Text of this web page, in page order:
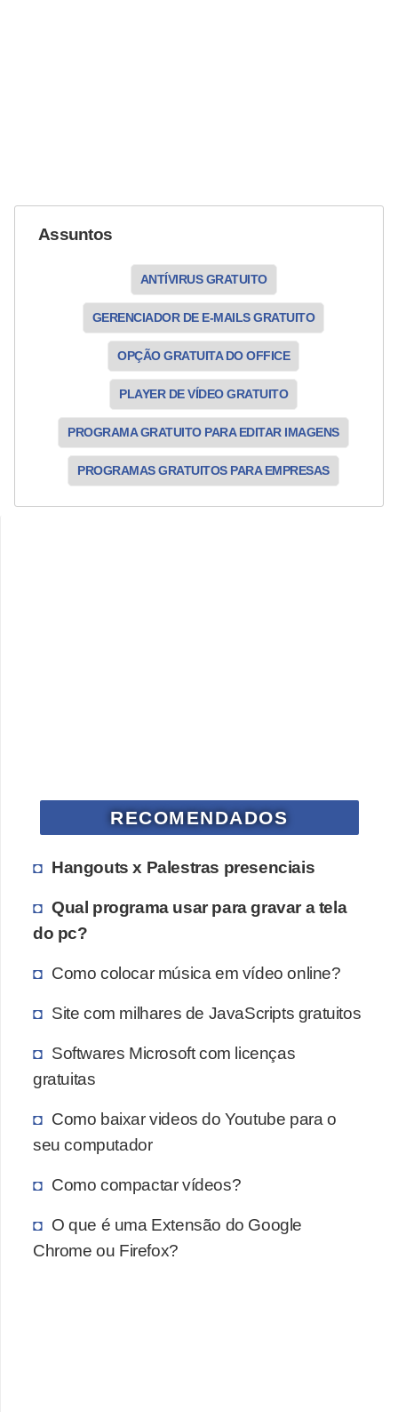
Assuntos
ANTÍVIRUS GRATUITO
GERENCIADOR DE E-MAILS GRATUITO
OPÇÃO GRATUITA DO OFFICE
PLAYER DE VÍDEO GRATUITO
PROGRAMA GRATUITO PARA EDITAR IMAGENS
PROGRAMAS GRATUITOS PARA EMPRESAS
RECOMENDADOS
Hangouts x Palestras presenciais
Qual programa usar para gravar a tela
do pc?
Como colocar música em vídeo online?
Site com milhares de JavaScripts gratuitos
Softwares Microsoft com licenças
gratuitas
Como baixar videos do Youtube para o
seu computador
Como compactar vídeos?
O que é uma Extensão do Google
Chrome ou Firefox?